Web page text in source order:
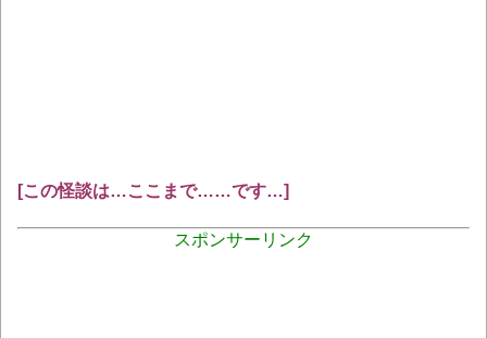
[この怪談は…ここまで……です…]
スポンサーリンク